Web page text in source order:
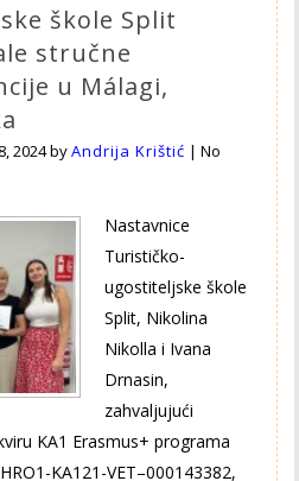
škole Split
stručne
u Málagi,
2024byAndrija Krištić |No
Nastavnice
Turističko-
ugostiteljske škole
Split, Nikolina
Nikolla i Ivana
Drnasin,
zahvaljujući
KA1 Erasmus+ programa
KA121-VET–000143382,